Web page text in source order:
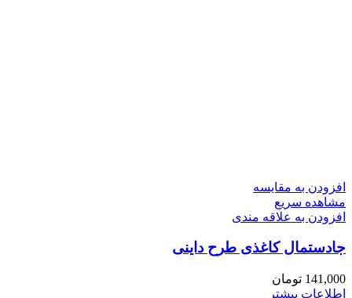
افزودن به مقایسه
مشاهده سریع
افزودن به علاقه مندی
جادستمال کاغذی طرح داینی
141,000 تومان
اطلاعات بیشتر